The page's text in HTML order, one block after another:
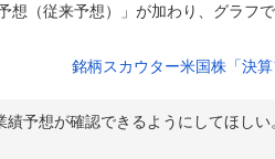
想（従来予想）」が加わり、グラフ
銘柄スカウター米国株「決
績予想が確認できるようにしてほしい